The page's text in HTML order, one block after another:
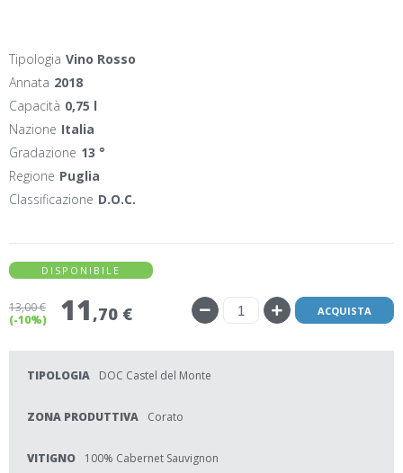
Tipologia Vino Rosso
Annata 2018
Capacità 0,75 l
Nazione Italia
Gradazione 13 °
Regione Puglia
Classificazione D.O.C.
DISPONIBILE
13,00 €
(-10%)
11 ,70 € ACQUISTA
TIPOLOGIA DOC Castel del Monte
ZONA PRODUTTIVA Corato
VITIGNO 100% Cabernet Sauvignon